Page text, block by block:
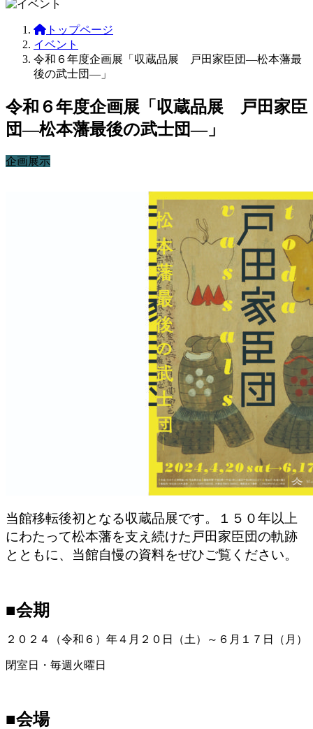
トップページ
イベント
令和６年度企画展「収蔵品展 戸田家臣団―松本藩最
後の武士団―」
令和６年度企画展「収蔵品展 戸田家臣
団―松本藩最後の武士団―」
企画展示
当館移転後初となる収蔵品展です。１５０年以上
にわたって松本藩を支え続けた戸田家臣団の軌跡
とともに、当館自慢の資料をぜひご覧ください。
■会期
２０２４（令和６）年４月２０日（土）～６月１７日（月）
閉室日・毎週火曜日
■会場